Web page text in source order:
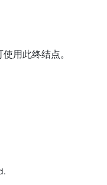
用此终结点。